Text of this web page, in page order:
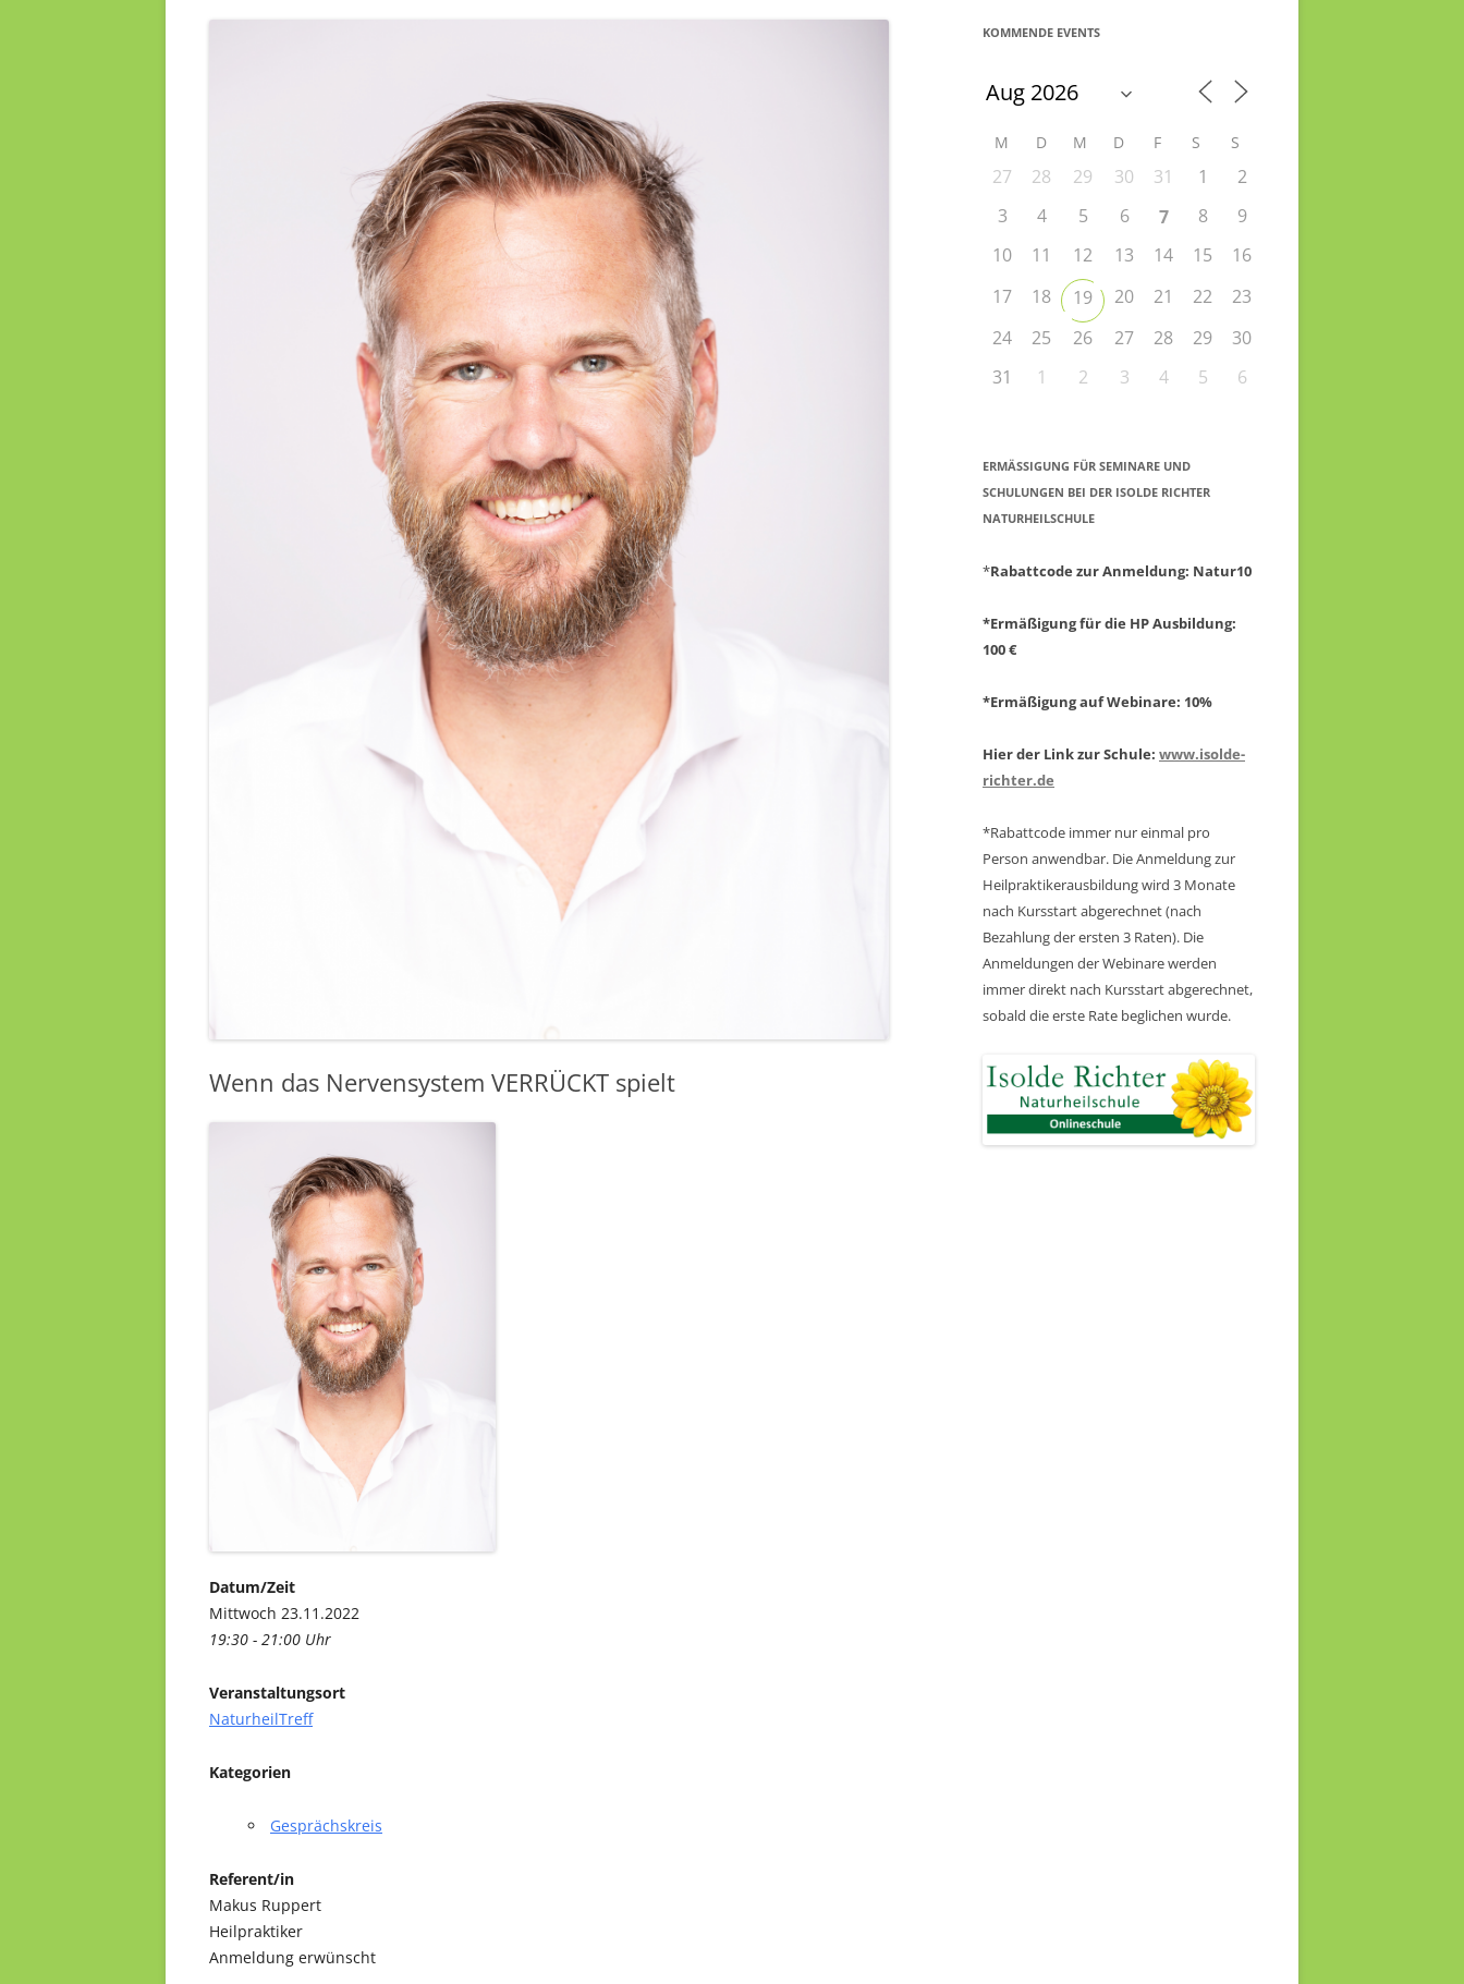
Wenn das Nervensystem VERRÜCKT spielt
Datum/Zeit
Mittwoch 23.11.2022
19:30 - 21:00 Uhr
Veranstaltungsort
NaturheilTreff
Kategorien
Gesprächskreis
Referent/in
Makus Ruppert
Heilpraktiker
Anmeldung erwünscht
KOMMENDE EVENTS
M D M D F S S
27 28 29 30 31 1
2
3
4 5 6 7 8
9
10
11 12 13 14 15
16
17
18 19 20 21 22
23
24
25 26 27 28 29
30
31
1 2 3 4 5 6
ERMÄSSIGUNG FÜR SEMINARE UND S
CHULUNGEN BEI DER ISOLDE RICHTER N
ATURHEILSCHULE
*Rabattcode zur Anmeldung: Natur10
*Ermäßigung für die HP Ausbildung:
100 €
*Ermäßigung auf Webinare: 10%
Hier der Link zur Schule: www.isolde-
richter.de
*Rabattcode immer nur einmal pro
Person anwendbar. Die Anmeldung zur
Heilpraktikerausbildung wird 3 Monate
nach Kursstart abgerechnet(nach
Bezahlung der ersten 3 Raten). Die
Anmeldungen der Webinare werden
immer direkt nach Kursstart abgerechnet,
sobald die erste Rate beglichen wurde.